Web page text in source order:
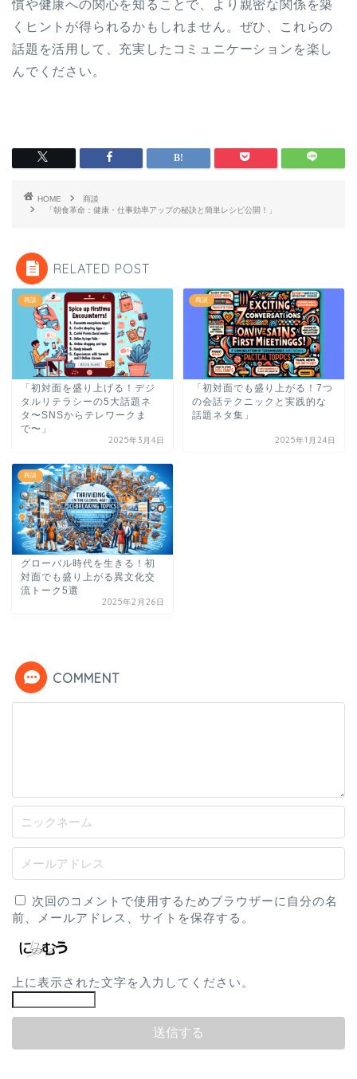
慣や健康への関心を知ることで、より親密な関係を築
くヒントが得られるかもしれません。ぜひ、これらの
話題を活用して、充実したコミュニケーションを楽し
んでください。
HOME
商談
「朝食革命：健康・仕事効率アップの秘訣と簡単レシピ公開！」
RELATED POST
商談
「初対面を盛り上げる！デジ
タルリテラシーの5大話題ネ
タ〜SNSからテレワークま
で〜」
2025年3月4日
商談
「初対面でも盛り上がる！7つ
の会話テクニックと実践的な
話題ネタ集」
2025年1月24日
商談
グローバル時代を生きる！初
対面でも盛り上がる異文化交
流トーク5選
2025年2月26日
COMMENT
次回のコメントで使用するためブラウザーに自分の名
前、メールアドレス、サイトを保存する。
上に表示された文字を入力してください。